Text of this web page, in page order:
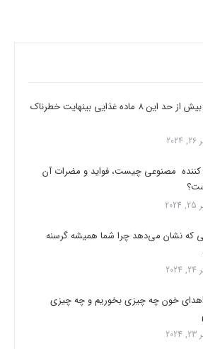
مصرف بیش از حد این 8 ماده غذایی بینهایت خطرناک
مصنوعی چیست، فواید و مضرات آن
که نشان می‌دهد چرا شما همیشه گرسنه
اهدای خون چه چیزی بخوریم و چه چیزی